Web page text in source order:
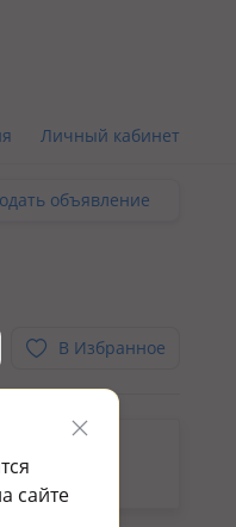
Личный кабинет
объявление
сайте
В Избранное